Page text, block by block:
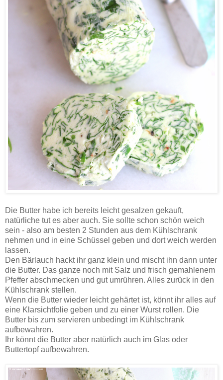
Die Butter habe ich bereits leicht gesalzen gekauft,
natürliche tut es aber auch. Sie sollte schon schön weich
sein - also am besten 2 Stunden aus dem Kühlschrank
nehmen und in eine Schüssel geben und dort weich werden
lassen.
Den Bärlauch hackt ihr ganz klein und mischt ihn dann unter
die Butter. Das ganze noch mit Salz und frisch gemahlenem
Pfeffer abschmecken und gut umrühren. Alles zurück in den
Kühlschrank stellen.
Wenn die Butter wieder leicht gehärtet ist, könnt ihr alles auf
eine Klarsichtfolie geben und zu einer Wurst rollen. Die
Butter bis zum servieren unbedingt im Kühlschrank
aufbewahren.
Ihr könnt die Butter aber natürlich auch im Glas oder
Buttertopf aufbewahren.